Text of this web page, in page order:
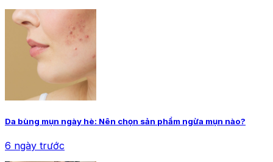
Da bùng mụn ngày hè: Nên chọn sản phẩm ngừa mụn nào?
6 ngày trước